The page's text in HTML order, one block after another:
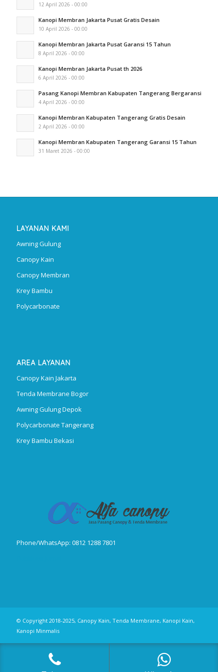
12 April 2026 - 00:00
Kanopi Membran Jakarta Pusat Gratis Desain
10 April 2026 - 00:00
Kanopi Membran Jakarta Pusat Garansi 15 Tahun
8 April 2026 - 00:00
Kanopi Membran Jakarta Pusat th 2026
6 April 2026 - 00:00
Pasang Kanopi Membran Kabupaten Tangerang Bergaransi
4 April 2026 - 00:00
Kanopi Membran Kabupaten Tangerang Gratis Desain
2 April 2026 - 00:00
Kanopi Membran Kabupaten Tangerang Garansi 15 Tahun
31 Maret 2026 - 00:00
LAYANAN KAMI
Awning Gulung
Canopy Kain
Canopy Membran
Krey Bambu
Polycarbonate
AREA LAYANAN
Canopy Kain Jakarta
Tenda Membrane Bogor
Awning Gulung Depok
Polycarbonate Tangerang
Krey Bambu Bekasi
Phone/WhatsApp: 0812 1288 7801
© Copyright 2018-2025, Canopy Kain, Tenda Membrane, Kanopi Kain,
Kanopi Minmalis